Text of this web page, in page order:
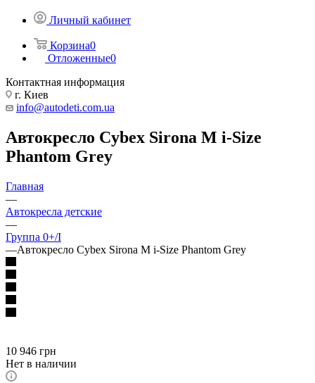
Личный кабинет
Корзина0
Отложенные0
Контактная информация
г. Киев
info@autodeti.com.ua
Автокресло Cybex Sirona M i-Size
Phantom Grey
Главная
—
Автокресла детские
—
Группа 0+/I
—Автокресло Cybex Sirona M i-Size Phantom Grey
10 946 грн
Нет в наличии